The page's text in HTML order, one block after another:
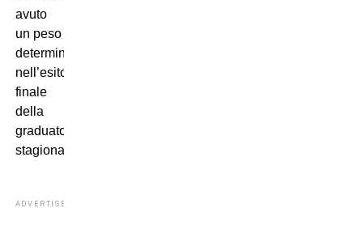
avuto
un peso
determinante
nell’esito
finale
della
graduatoria
stagionale.
ADVERTISEMENT